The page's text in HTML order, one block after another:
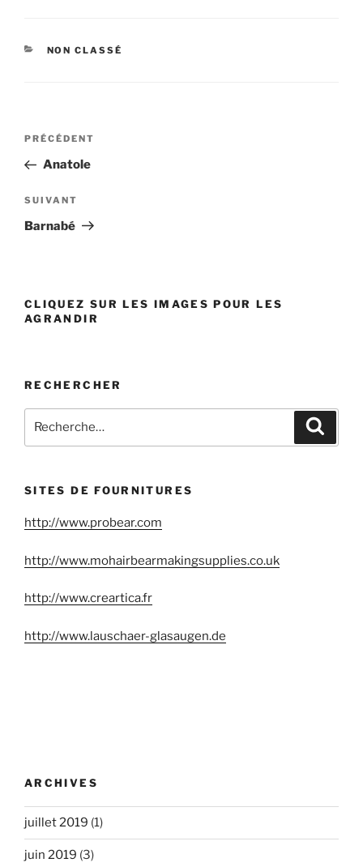
CATÉGORIES
NON CLASSÉ
Navigation
l’article
Article
précédent
PRÉCÉDENT
Anatole
Article
suivant
SUIVANT
Barnabé
CLIQUEZ SUR LES IMAGES POUR LES
AGRANDIR
RECHERCHER
Recherche
SITES DE FOURNITURES
http://www.probear.com
http://www.mohairbearmakingsupplies.co.uk
http://www.creartica.fr
http://www.lauschaer-glasaugen.de
ARCHIVES
juillet 2019 (1)
juin 2019 (3)